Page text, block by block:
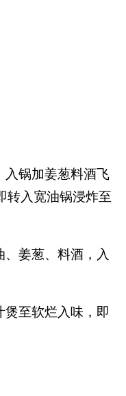
入锅加姜葱料酒飞
转入宽油锅浸炸至
姜葱、料酒，入
至软烂入味，即